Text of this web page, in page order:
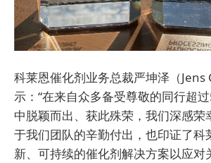
科莱恩催化剂业务总裁严坤泽（
示：“在来自众多备受尊敬的同行超
中脱颖而出、获此殊荣，我们深感荣
于我们团队的辛勤付出，也印证了科
新、可持续的催化剂解决方案以应对